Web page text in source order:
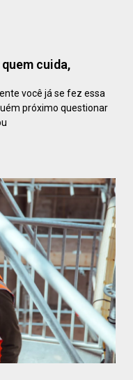
cuida,
você já se fez essa
próximo questionar